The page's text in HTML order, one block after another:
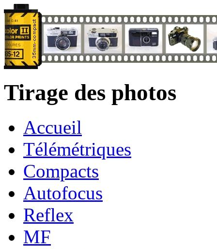
Tirage des photos
Accueil
Télémétriques
Compacts
Autofocus
Reflex
MF